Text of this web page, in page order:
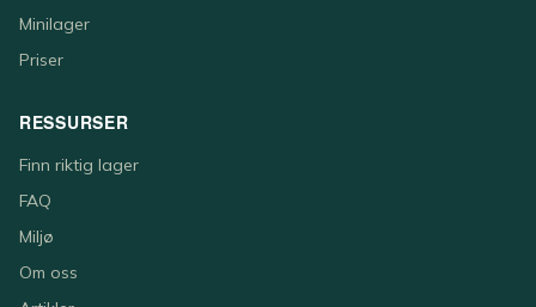
Minilager
Priser
RESSURSER
Finn riktig lager
FAQ
Miljø
Om oss